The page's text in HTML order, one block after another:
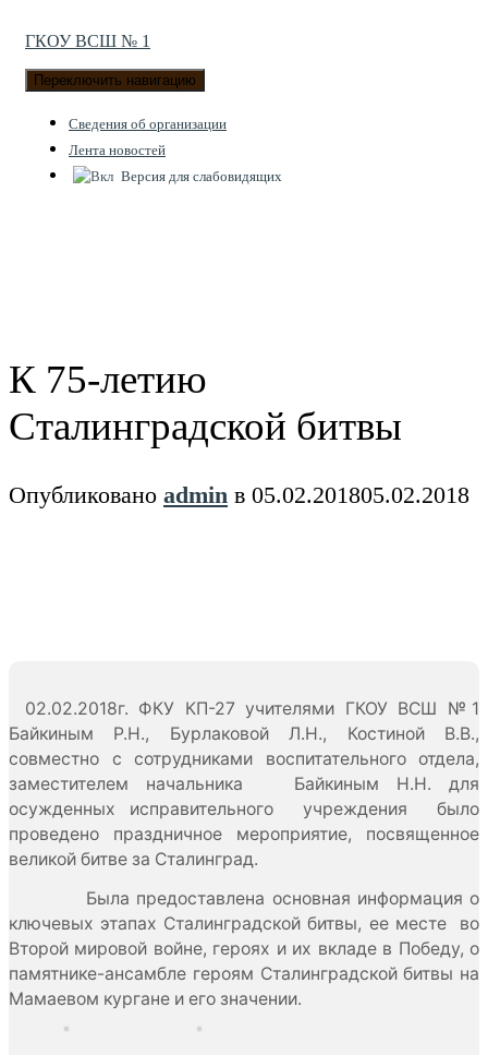
ГКОУ ВСШ № 1
Переключить навигацию
Cведения об организации
Лента новостей
Версия для слабовидящих
К 75-летию
Сталинградской битвы
Опубликовано admin в 05.02.201805.02.2018
02.02.2018г. ФКУ КП-27 учителями ГКОУ ВСШ №1
Байкиным Р.Н., Бурлаковой Л.Н., Костиной В.В.,
совместно с сотрудниками воспитательного отдела,
заместителем начальника Байкиным Н.Н. для
осужденных исправительного учреждения было
проведено праздничное мероприятие, посвященное
великой битве за Сталинград.
Была предоставлена основная информация о
ключевых этапах Сталинградской битвы, ее месте во
Второй мировой войне, героях и их вкладе в Победу, о
памятнике-ансамбле героям Сталинградской битвы на
Мамаевом кургане и его значении.